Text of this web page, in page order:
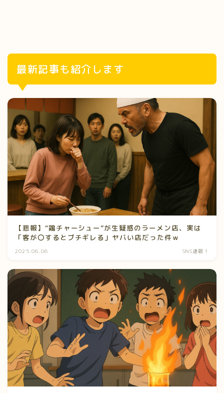
最新記事も紹介します
【悲報】“鶏チャーシュー”が生疑惑のラーメン店、実は
「客が〇するとブチギレる」ヤバい店だった件ｗ
2025.06.06 SNS速報！